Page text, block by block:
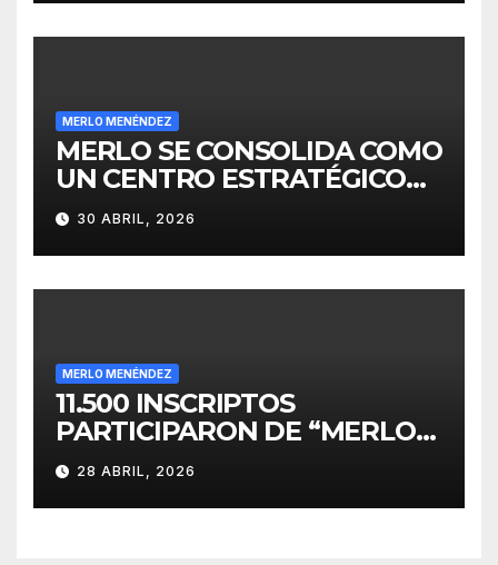
MERLO MENÉNDEZ
MERLO SE CONSOLIDA COMO
UN CENTRO ESTRATÉGICO
PARA EL DESARROLLO DE
INVERSIONES
30 ABRIL, 2026
MERLO MENÉNDEZ
11.500 INSCRIPTOS
PARTICIPARON DE “MERLO
CORRE POR MALVINAS”
28 ABRIL, 2026